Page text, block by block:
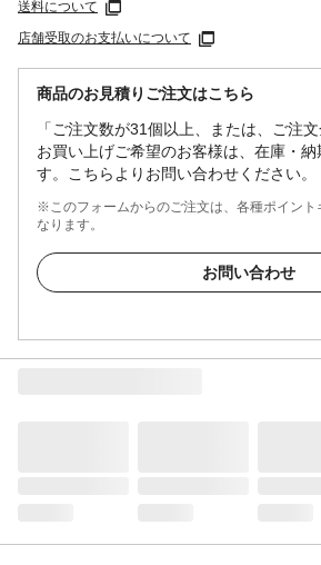
送料について
店舗受取のお支払いについて
商品のお見積りご注文はこちら
「ご注文数が31個以上、または、ご注
お買い上げご希望のお客様は、在庫・納
す。こちらよりお問い合わせください。
※このフォームからのご注文は、各種ポイント
なります。
お問い合わせ